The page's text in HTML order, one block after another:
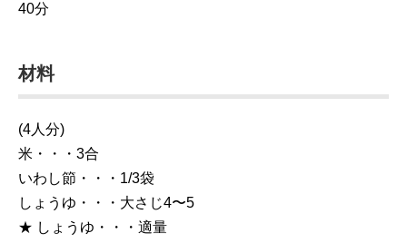
40分
材料
(4人分)
米・・・3合
いわし節・・・1/3袋
しょうゆ・・・大さじ4〜5
★ しょうゆ・・・適量